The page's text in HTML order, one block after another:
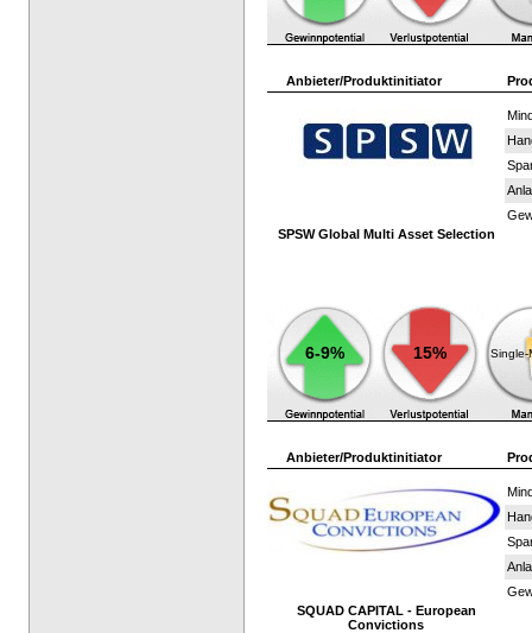
Anbieter/Produktinitiator
SPSW Global Multi Asset Selection
6-9% 15% Single-
Anbieter/Produktinitiator
SQUAD CAPITAL - European
Convictions